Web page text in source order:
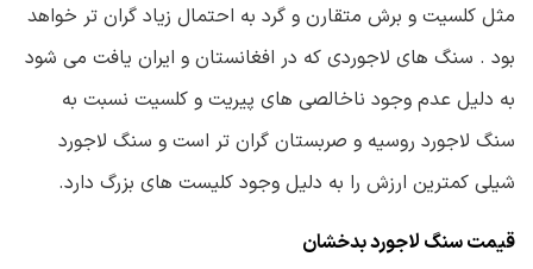
مثل کلسیت و برش متقارن و گرد به احتمال زیاد گران تر خواهد
بود . سنگ های لاجوردی که در افغانستان و ایران یافت می شود
به دلیل عدم وجود ناخالصی های پیریت و کلسیت نسبت به
سنگ لاجورد روسیه و صربستان گران تر است و سنگ لاجورد
شیلی کمترین ارزش را به دلیل وجود کلیست های بزرگ دارد.
قیمت سنگ لاجورد بدخشان